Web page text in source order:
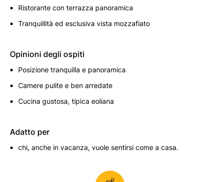
Ristorante con terrazza panoramica
Tranquillità ed esclusiva vista mozzafiato
Opinioni degli ospiti
Posizione tranquilla e panoramica
Camere pulite e ben arredate
Cucina gustosa, tipica eoliana
Adatto per
chi, anche in vacanza, vuole sentirsi come a casa.